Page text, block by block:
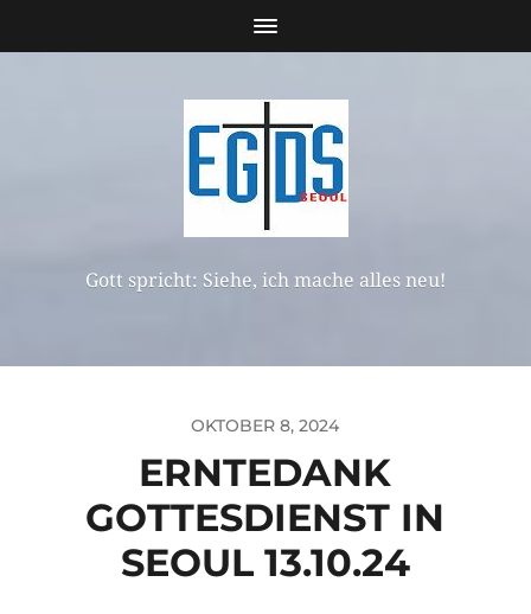
Gott spricht: Siehe, ich mache alles neu!
OKTOBER 8, 2024
ERNTEDANK
GOTTESDIENST IN
SEOUL 13.10.24